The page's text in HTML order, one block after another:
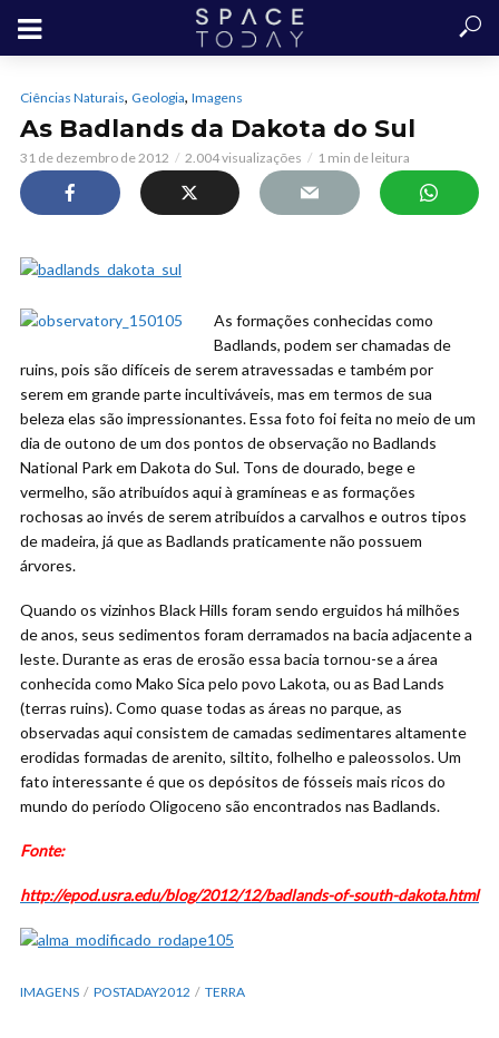
Ciências Naturais, Geologia, Imagens
As Badlands da Dakota do Sul
31 de dezembro de 2012 2.004 visualizações 1 min de leitura
As formações conhecidas como
Badlands, podem ser chamadas de
ruins, pois são difíceis de serem atravessadas e também por
serem em grande parte incultiváveis, mas em termos de sua
beleza elas são impressionantes. Essa foto foi feita no meio de um
dia de outono de um dos pontos de observação no Badlands
National Park em Dakota do Sul. Tons de dourado, bege e
vermelho, são atribuídos aqui à gramíneas e as formações
rochosas ao invés de serem atribuídos a carvalhos e outros tipos
de madeira, já que as Badlands praticamente não possuem
árvores.
Quando os vizinhos Black Hills foram sendo erguidos há milhões
de anos, seus sedimentos foram derramados na bacia adjacente a
leste. Durante as eras de erosão essa bacia tornou-se a área
conhecida como Mako Sica pelo povo Lakota, ou as Bad Lands
(terras ruins). Como quase todas as áreas no parque, as
observadas aqui consistem de camadas sedimentares altamente
erodidas formadas de arenito, siltito, folhelho e paleossolos. Um
fato interessante é que os depósitos de fósseis mais ricos do
mundo do período Oligoceno são encontrados nas Badlands.
Fonte:
http://epod.usra.edu/blog/2012/12/badlands-of-south-dakota.html
IMAGENS POSTADAY2012 TERRA